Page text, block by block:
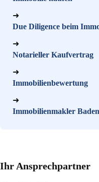
➜
Due Diligence beim
➜
Notarieller Kaufvertrag
➜
Immobilienbewertung
➜
Immobilienmakler
Ihr Ansprechpartner